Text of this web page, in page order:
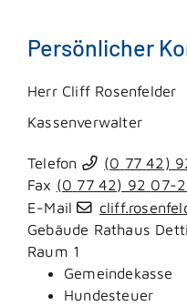
Persönlicher
Herr Cliff Rosenfelder
Kassenverwalter
Telefon (0 77 42)
Fax (0 77 42) 92 07-
E-Mail
Gebäude Rathaus
Raum 1
Gemeindekasse
Hundesteuer